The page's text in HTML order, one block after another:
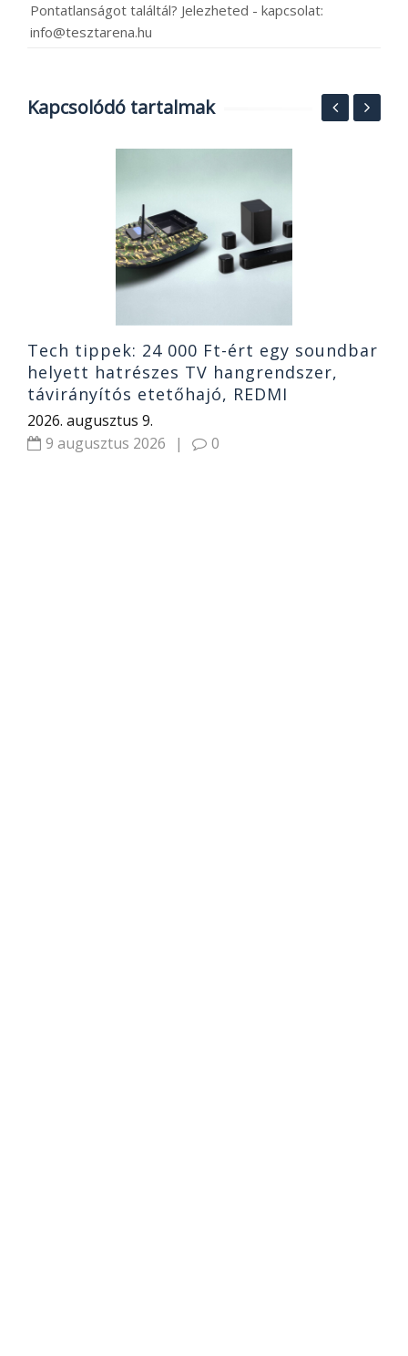
Pontatlanságot találtál? Jelezheted - kapcsolat:
info@tesztarena.hu
Kapcsolódó tartalmak
Tech tippek: 24 000 Ft-ért egy soundbar
helyett hatrészes TV hangrendszer,
távirányítós etetőhajó, REDMI
2026. augusztus 9.
9 augusztus 2026
| 0